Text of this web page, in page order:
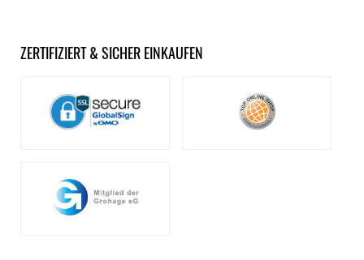
ZERTIFIZIERT & SICHER EINKAUFEN